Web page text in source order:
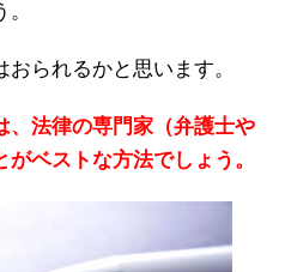
られるかと思います。
、法律の専門家（弁護士や
ベストな方法でしょう。